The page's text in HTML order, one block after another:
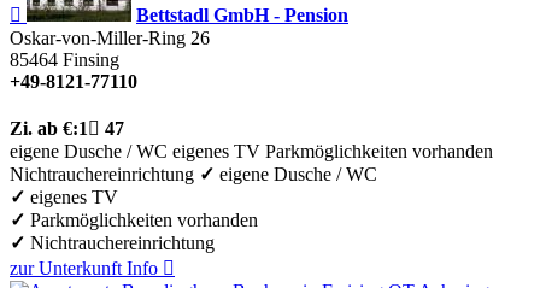

Bettstadl GmbH - Pension
Oskar-von-Miller-Ring 26
85464 Finsing
+49-8121-77110
Zi. ab €:1  47
eigene Dusche / WC eigenes TV Parkmöglichkeiten vorhanden
Nichtrauchereinrichtung ✓ eigene Dusche / WC
✓ eigenes TV
✓ Parkmöglichkeiten vorhanden
✓ Nichtrauchereinrichtung
zur Unterkunft Info 